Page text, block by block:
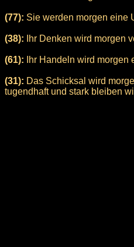
(77): Sie werden morgen eine
(38): Ihr Denken wird morgen
(61): Ihr Handeln wird morgen
(31): Das Schicksal wird
tugendhaft und stark bleiben